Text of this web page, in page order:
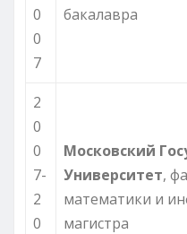
0
0
7
бакалавра
2
0
0
7-
2
0
Московский
Университет,
математики и
магистра